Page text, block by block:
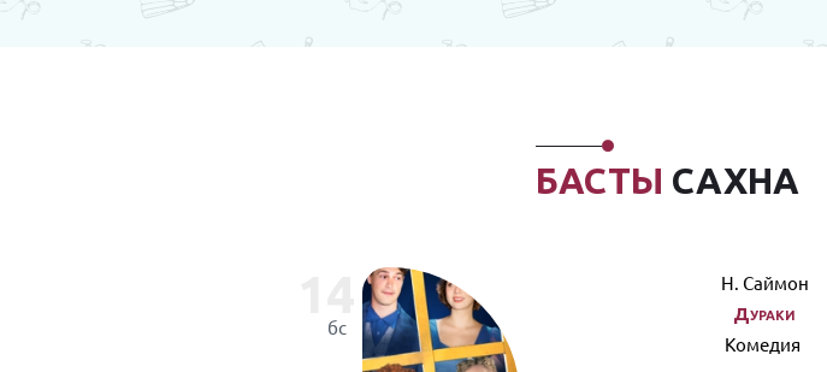
БАСТЫ САХНА
бс
Н. Саймон
Дураки
Комедия